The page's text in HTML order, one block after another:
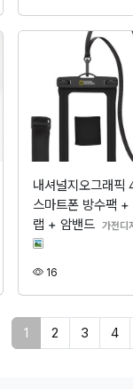
내셔널지오그래픽
스마트폰 방수팩 +
랩 + 암밴드 가전디
16조회
1 페이지 현재
2 3 4